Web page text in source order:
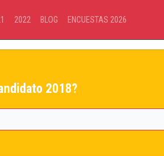
2022 BLOG ENCUESTAS 2026
2018?